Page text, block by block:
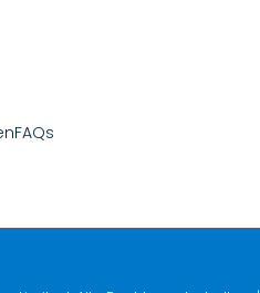
FAQs